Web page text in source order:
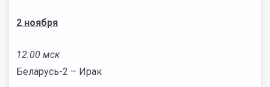
2 ноября
12:00 мск
Беларусь-2 – Ирак